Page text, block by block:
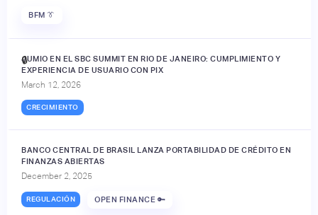
BFM 👔
JUMIO EN EL SBC SUMMIT EN RIO DE JANEIRO: CUMPLIMIENTO Y
EXPERIENCIA DE USUARIO CON PIX
March 12, 2026
CRECIMIENTO
🔒
BANCO CENTRAL DE BRASIL LANZA PORTABILIDAD DE CRÉDITO EN
FINANZAS ABIERTAS
December 2, 2025
REGULACIÓN OPEN FINANCE 🔑